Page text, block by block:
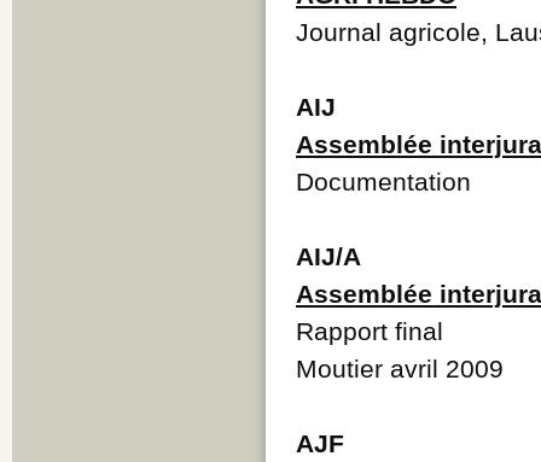
Journal agricole,
AIJ
Assemblée
Documentation
AIJ/A
Assemblée
Rapport final
Moutier avril 2009
AJF